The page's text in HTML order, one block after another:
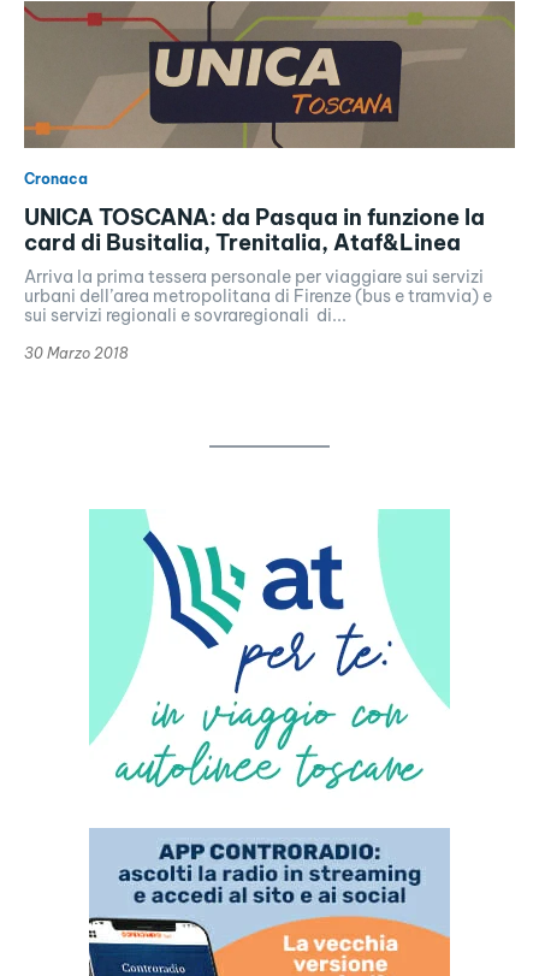
Cronaca
UNICA TOSCANA: da Pasqua in funzione la
card di Busitalia, Trenitalia, Ataf&Linea
Arriva la prima tessera personale per viaggiare sui servizi
urbani dell’area metropolitana di Firenze (bus e tramvia) e
sui servizi regionali e sovraregionali di...
30 Marzo 2018